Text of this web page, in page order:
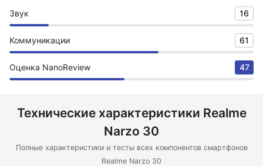
Звук 16
Коммуникации 61
Оценка NanoReview 47
Технические характеристики Realme
Narzo 30
Полные характеристики и тесты всех компонентов смартфонов
Realme Narzo 30